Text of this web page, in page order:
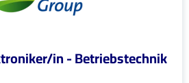
in - Betriebstechnik